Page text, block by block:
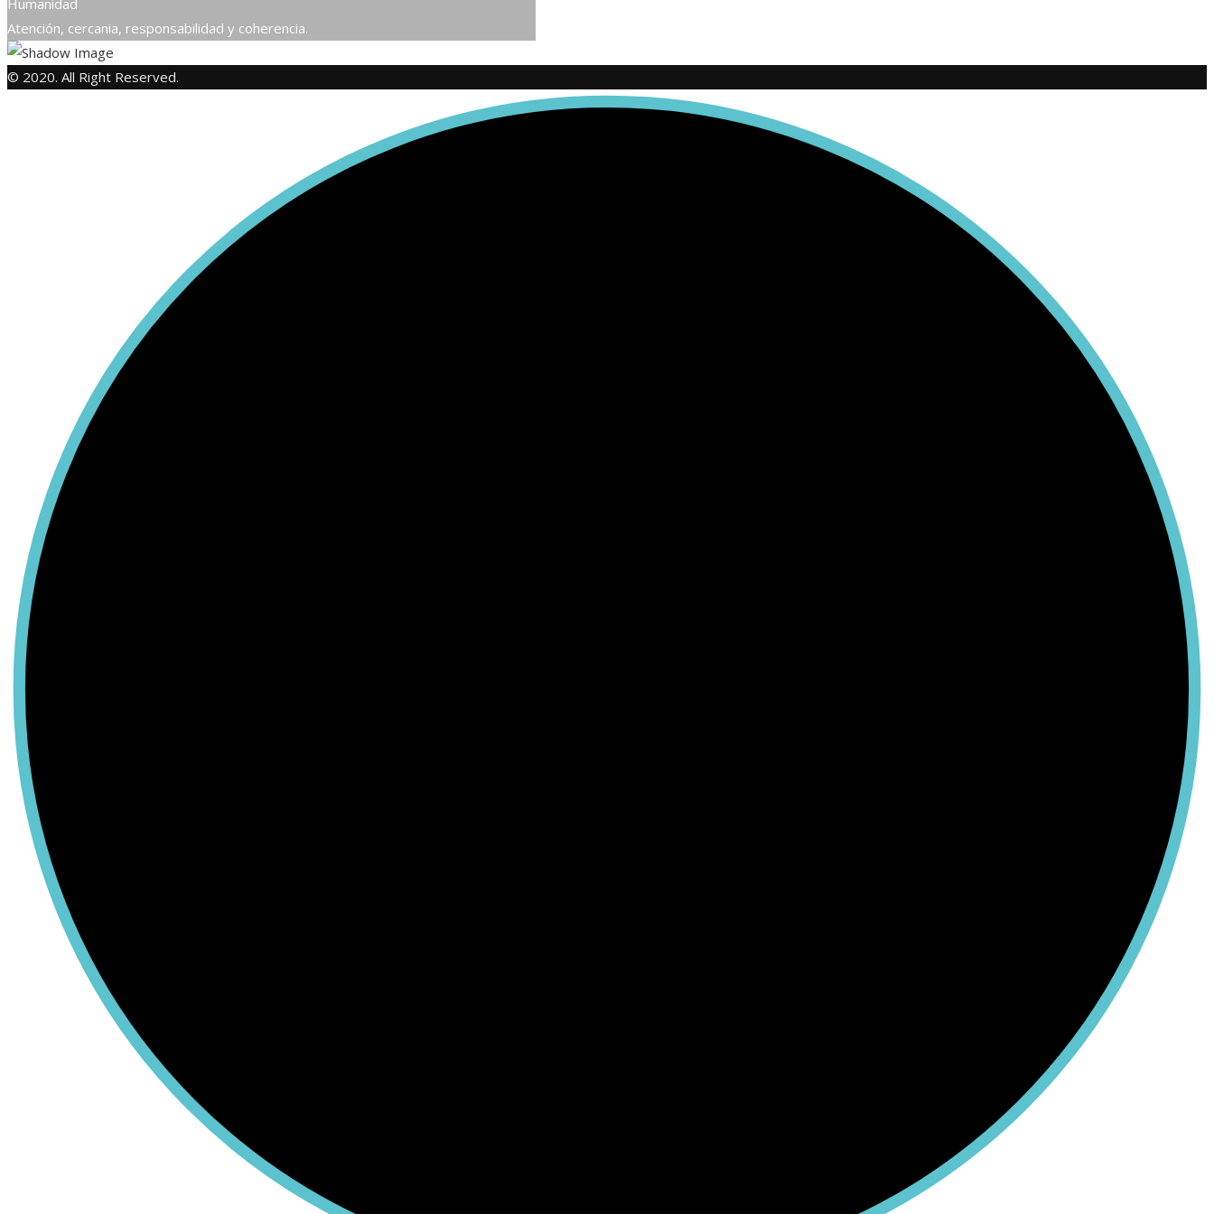
Humanidad
Atención, cercania, responsabilidad y coherencia.
© 2020. All Right Reserved.